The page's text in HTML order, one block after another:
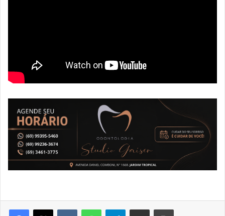
VK WhatsAppTelegramCompartilhar via e-mail Imprimir